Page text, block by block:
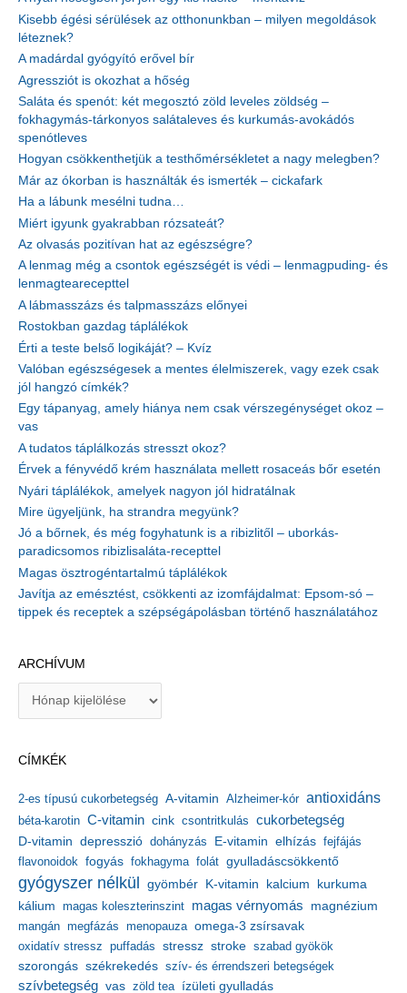
Kisebb égési sérülések az otthonunkban – milyen megoldások
léteznek?
A madárdal gyógyító erővel bír
Agressziót is okozhat a hőség
Saláta és spenót: két megosztó zöld leveles zöldség –
fokhagymás-tárkonyos salátaleves és kurkumás-avokádós
spenótleves
Hogyan csökkenthetjük a testhőmérsékletet a nagy melegben?
Már az ókorban is használták és ismerték – cickafark
Ha a lábunk mesélni tudna…
Miért igyunk gyakrabban rózsateát?
Az olvasás pozitívan hat az egészségre?
A lenmag még a csontok egészségét is védi – lenmagpuding- és
lenmagtearecepttel
A lábmasszázs és talpmasszázs előnyei
Rostokban gazdag táplálékok
Érti a teste belső logikáját? – Kvíz
Valóban egészségesek a mentes élelmiszerek, vagy ezek csak
jól hangzó címkék?
Egy tápanyag, amely hiánya nem csak vérszegénységet okoz –
vas
A tudatos táplálkozás stresszt okoz?
Érvek a fényvédő krém használata mellett rosaceás bőr esetén
Nyári táplálékok, amelyek nagyon jól hidratálnak
Mire ügyeljünk, ha strandra megyünk?
Jó a bőrnek, és még fogyhatunk is a ribizlitől – uborkás-
paradicsomos ribizlisaláta-recepttel
Magas ösztrogéntartalmú táplálékok
Javítja az emésztést, csökkenti az izomfájdalmat: Epsom-só –
tippek és receptek a szépségápolásban történő használatához
ARCHÍVUM
í
u
m
CÍMKÉK
2-es típusú cukorbetegség A-vitamin Alzheimer-kór antioxidáns
béta-karotin C-vitamin cink csontritkulás cukorbetegség
D-vitamin depresszió dohányzás E-vitamin elhízás fejfájás
flavonoidok fogyás fokhagyma folát gyulladáscsökkentő
gyógyszer nélkül gyömbér K-vitamin kalcium kurkuma
kálium magas koleszterinszint magas vérnyomás magnézium
mangán megfázás menopauza omega-3 zsírsavak
oxidatív stressz puffadás stressz stroke szabad gyökök
szorongás székrekedés szív- és érrendszeri betegségek
szívbetegség vas zöld tea ízületi gyulladás